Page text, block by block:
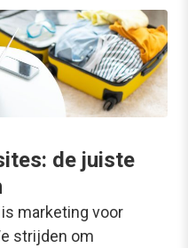
de juiste
marketing voor
strijden om